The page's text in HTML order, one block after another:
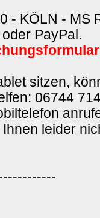
- KÖLN - MS
PayPal.
sitzen,
06744
leider